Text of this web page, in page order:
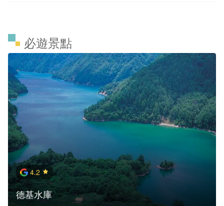
必遊景點
4.2
德基水庫